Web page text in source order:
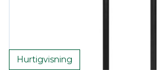
Hurtigvisning